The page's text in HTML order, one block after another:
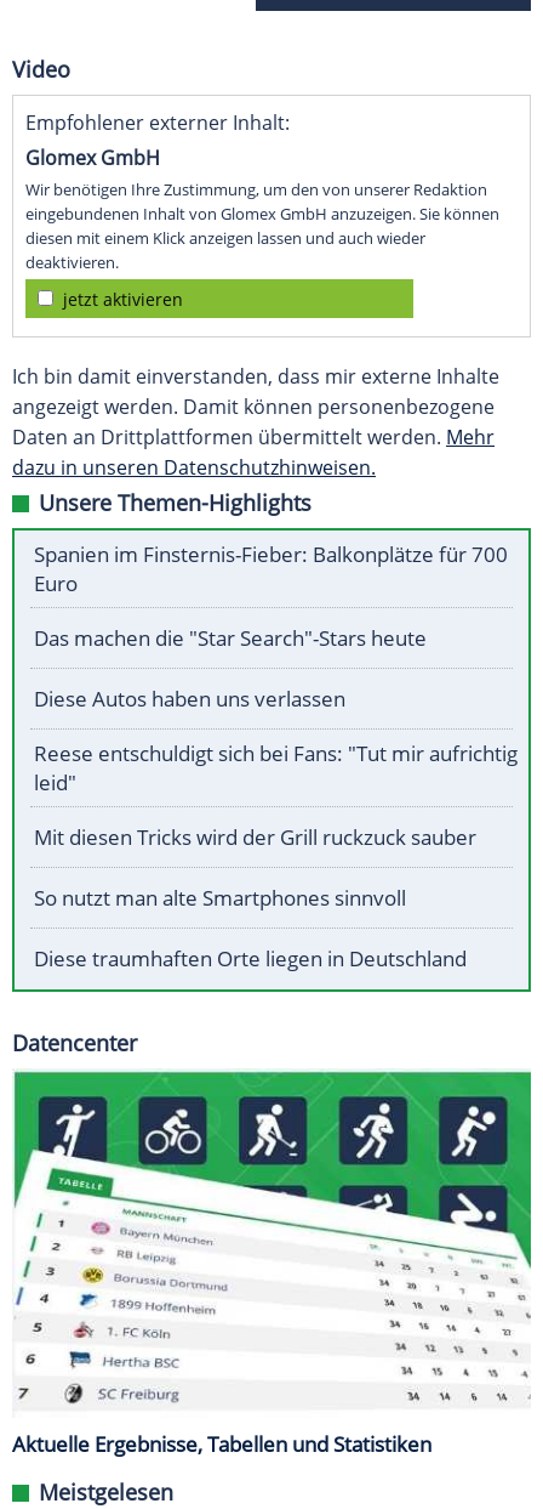
Video
Empfohlener externer Inhalt:
Glomex GmbH
Wir benötigen Ihre Zustimmung, um den von unserer Redaktion
eingebundenen Inhalt von Glomex GmbH anzuzeigen. Sie können
diesen mit einem Klick anzeigen lassen und auch wieder
deaktivieren.
jetzt aktivieren
Ich bin damit einverstanden, dass mir externe Inhalte
angezeigt werden. Damit können personenbezogene
Daten an Drittplattformen übermittelt werden. Mehr
dazu in unseren Datenschutzhinweisen.
Unsere Themen-Highlights
Spanien im Finsternis-Fieber: Balkonplätze für 700
Euro
Das machen die "Star Search"-Stars heute
Diese Autos haben uns verlassen
Reese entschuldigt sich bei Fans: "Tut mir aufrichtig
leid"
Mit diesen Tricks wird der Grill ruckzuck sauber
So nutzt man alte Smartphones sinnvoll
Diese traumhaften Orte liegen in Deutschland
Datencenter
Aktuelle Ergebnisse, Tabellen und Statistiken
Meistgelesen